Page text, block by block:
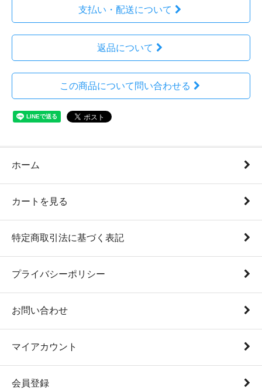
支払い・配送について
返品について
この商品について問い合わせる
ホーム
カートを見る
特定商取引法に基づく表記
プライバシーポリシー
お問い合わせ
マイアカウント
会員登録